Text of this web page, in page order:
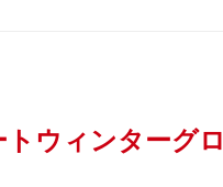
トウィンターグロ